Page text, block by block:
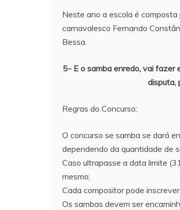
Neste ano a escola é
carnavalesco Fernando
Bessa.
5- E o samba enredo, vai fazer
disputa,
Regras do Concurso:
O concurso se samba se dará
dependendo da quantidade de
Caso ultrapasse a data limite
mesmo;
Cada compositor pode
Os sambas devem ser